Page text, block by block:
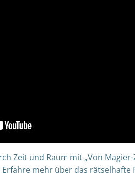
Zeit und Raum mit „Von
Erfahre mehr über das rätselhafte